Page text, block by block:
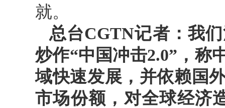
就。
总台CGTN记者：我
炒作“中国冲击2.0”，称
域快速发展，并依赖国
市场份额，对全球经济